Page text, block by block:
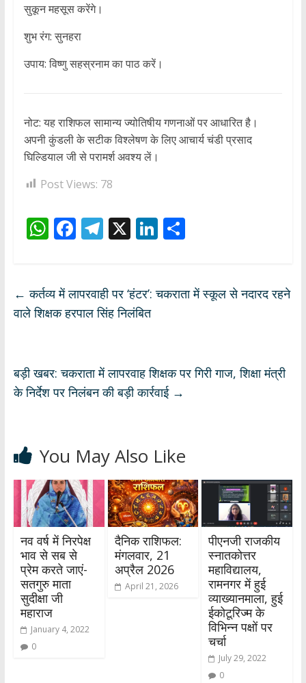
सुकून महसूस करेंगे।
शुभ रंग: सुनहरा
उपाय: विष्णु सहस्रनाम का पाठ करें।
नोट: यह राशिफल सामान्य ज्योतिषीय गणनाओं पर आधारित है।
अपनी कुंडली के सटीक विश्लेषण के लिए आचार्य चंडी प्रसाद
घिल्डियाल जी से परामर्श अवश्य लें।
Post Views: 78
W
s
A
F
b
o
T
gr
a
X Li
e
S
e
← कर्तव्य में लापरवाही पर ‘हंटर’: चकराता में स्कूल से नदारद रहने
वाले शिक्षक हरपाल सिंह निलंबित
बड़ी खबर: चकराता में लापरवाह शिक्षक पर गिरी गाज, शिक्षा मंत्री
के निर्देश पर निलंबन की बड़ी कार्रवाई →
You May Also Like
नव वर्ष में निरपेक्ष
भाव से सब से
प्रेम करते जाएं-
सतगुरु माता
सुदीक्षा जी
महाराज
January 4, 2022
0
दैनिक राशिफल:
मंगलवार, 21
अप्रैल 2026
April 21, 2026
पीएनजी राजकीय
स्नातकोत्तर
महाविद्यालय,
रामनगर में हुई
व्याख्यानमाला, हुई
ईकोटूरिज्म के
विभिन्न पक्षों पर
चर्चा
July 29, 2022
0